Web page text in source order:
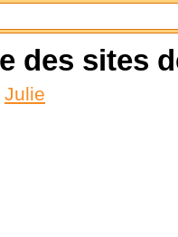
des sites
Julie